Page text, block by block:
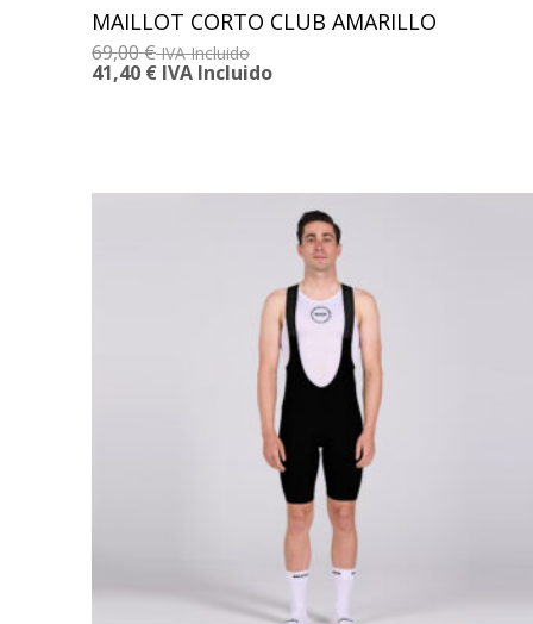
MAILLOT CORTO CLUB AMARILLO
69,00€ IVA Incluido
41,40 € IVA Incluido